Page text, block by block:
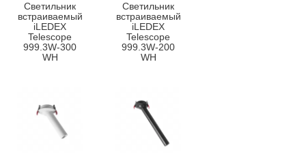
Светильник
встраиваемый
iLEDEX
Telescope
999.3W-300
WH
Светильник
встраиваемый
iLEDEX
Telescope
999.3W-200
WH